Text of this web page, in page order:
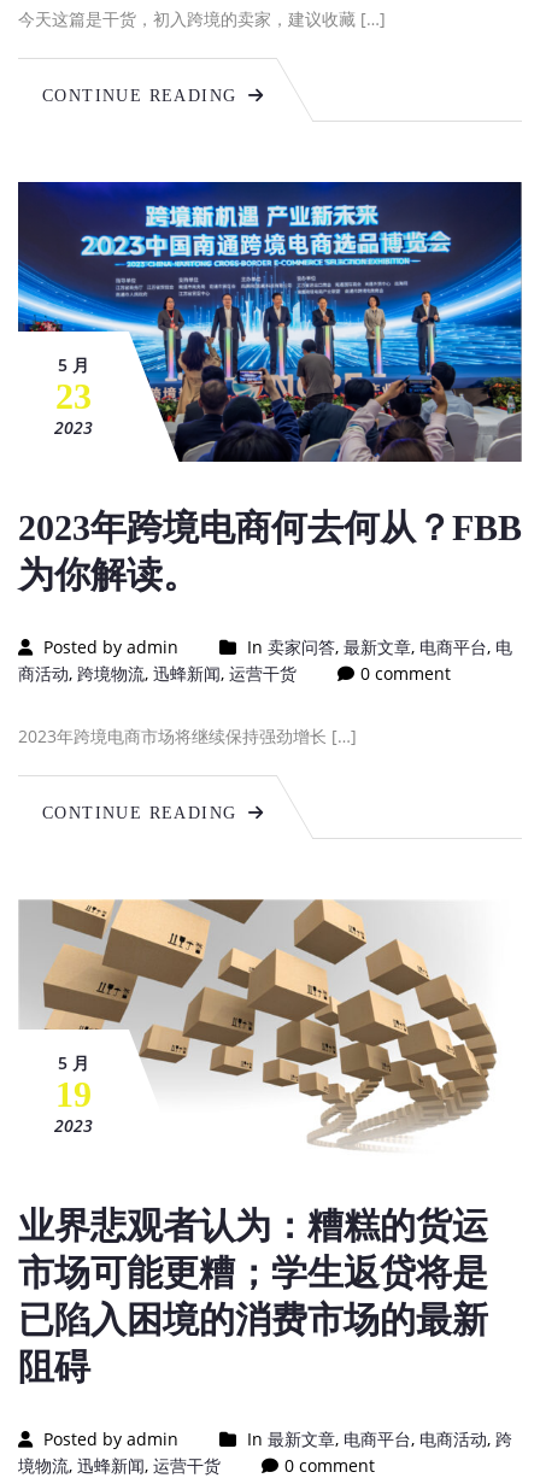
今天这篇是干货，初入跨境的卖家，建议收藏 […]
CONTINUE READING
5 月
23
2023
2023年跨境电商何去何从？FBB
为你解读。
Posted by admin In 卖家问答, 最新文章, 电商平台, 电
商活动, 跨境物流, 迅蜂新闻, 运营干货 0 comment
2023年跨境电商市场将继续保持强劲增长 […]
CONTINUE READING
5 月
19
2023
业界悲观者认为：糟糕的货运
市场可能更糟；学生返贷将是
已陷入困境的消费市场的最新
阻碍
Posted by admin In 最新文章, 电商平台, 电商活动, 跨
境物流, 迅蜂新闻, 运营干货 0 comment